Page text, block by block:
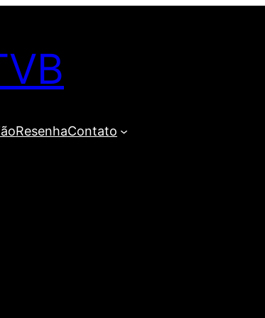
ResenhaContato